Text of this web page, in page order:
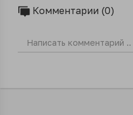
Комментарии (0)